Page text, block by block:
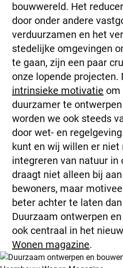
bouwwereld. Het
door onder andere
verduurzamen en het
stedelijke omgevingen
te gaan, zijn een paar
onze lopende projecten.
intrinsieke motivatie om
duurzamer te
worden we ook steeds
door wet- en
kunt en wij willen er niet
integreren van natuur in
draagt niet alleen bij
bewoners, maar
beter achter te laten
Duurzaam ontwerpen
ook centraal in het
Wonen magazine.